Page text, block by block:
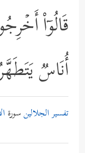
قَالُوۤاْ
أُنَاسࣱ
تفسير الجلالينسورة